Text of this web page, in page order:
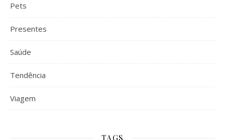
Pets
Presentes
Saúde
Tendência
Viagem
TAGS